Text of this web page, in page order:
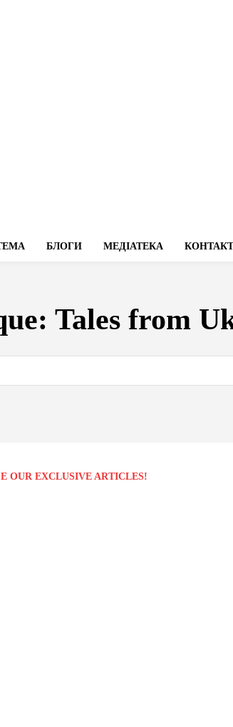
БЛОГИ МЕДІАТЕКА
Tales from
OUR EXCLUSIVE ARTICLES!